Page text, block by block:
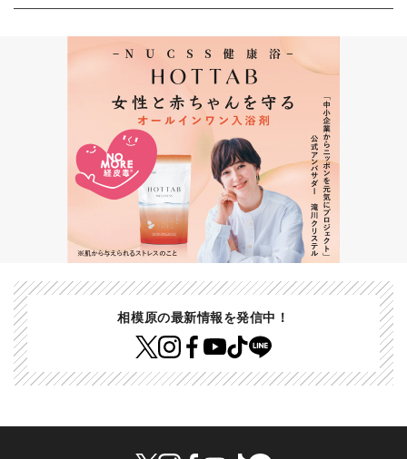
相模原の最新情報を発信中！